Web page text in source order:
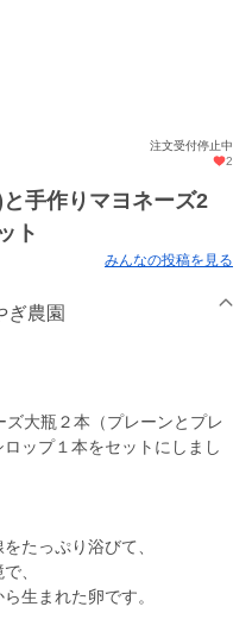
注文受付停止中
2
手作りマヨネーズ2
ト
みんなの投稿を見る
ぎ農園
大瓶２本（プレーンとプレ
ップ１本をセットにしまし
たっぷり浴びて、
、
生まれた卵です。